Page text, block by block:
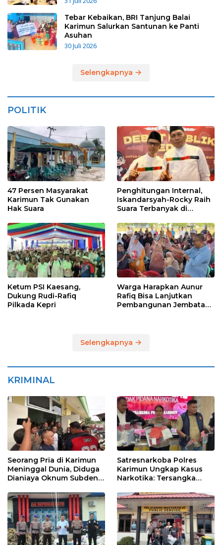
Tebar Kebaikan, BRI Tanjung Balai
Karimun Salurkan Santunan ke Panti
Asuhan
30 Juli 2026
Selengkapnya
POLITIK
47 Persen Masyarakat
Karimun Tak Gunakan
Hak Suara
Penghitungan Internal,
Iskandarsyah-Rocky Raih
Suara Terbanyak di
Ketum PSI Kaesang,
Dukung Rudi-Rafiq
Pilkada Kepri
Warga Harapkan Aunur
Rafiq Bisa Lanjutkan
Pembangunan Jembatan
Selengkapnya
KRIMINAL
Seorang Pria di Karimun
Meninggal Dunia, Diduga
Dianiaya Oknum Subden
Satresnarkoba Polres
Karimun Ungkap Kasus
Narkotika: Tersangka
Internasional